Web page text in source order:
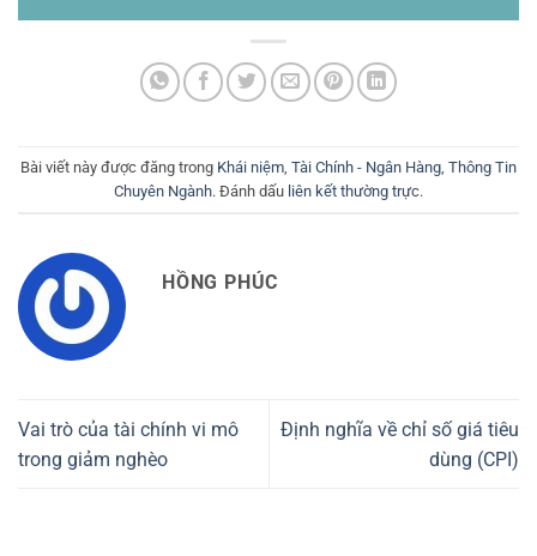
Bài viết này được đăng trong Khái niệm Tài Chính - Ngân Hàng Thông Tin
Chuyên Ngành. Đánh dấu liên kết thường trực.
HỒNG PHÚC
Vai trò của tài chính vi mô
trong giảm nghèo
Định nghĩa về chỉ số giá tiêu
dùng (CPI)